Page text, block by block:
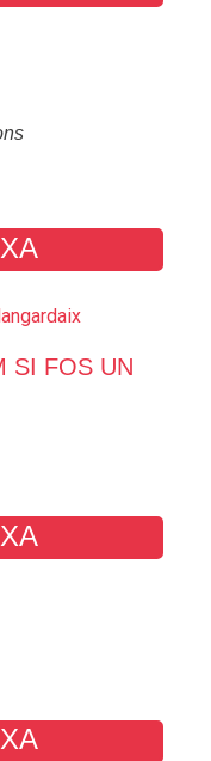
SI FOS UN